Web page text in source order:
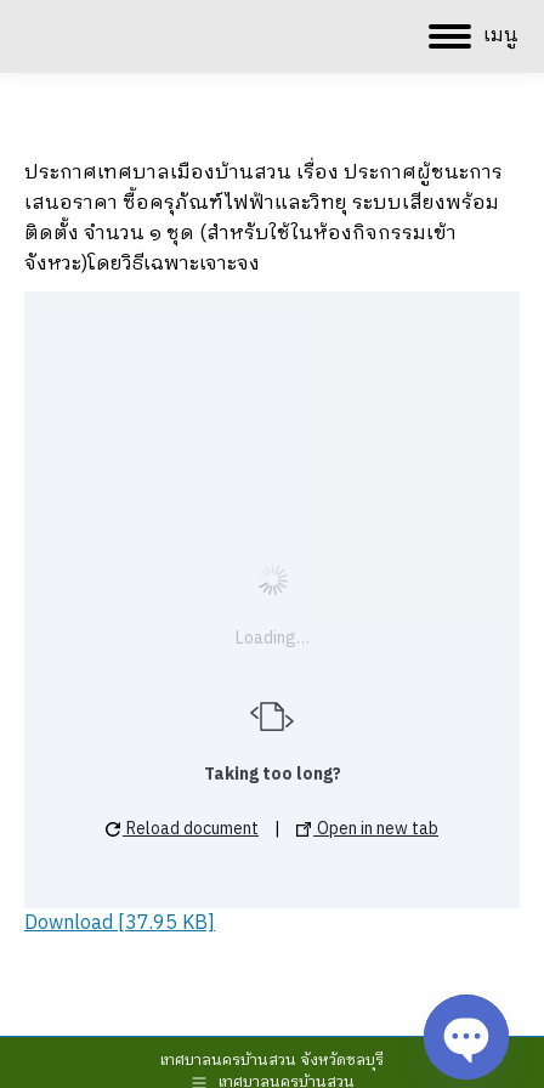
เมนู
ประกาศเทศบาลเมืองบ้านสวน เรื่อง ประกาศผู้ชนะการ
เสนอราคา ซื้อครุภัณฑ์ไฟฟ้าและวิทยุ ระบบเสียงพร้อม
ติดตั้ง จำนวน ๑ ชุด (สำหรับใช้ในห้องกิจกรรมเข้า
จังหวะ)โดยวิธีเฉพาะเจาะจง
Loading…
Taking too long?
Reload document
| Open in new tab
Download [37.95 KB]
เทศบาลนครบ้านสวน จังหวัดชลบุรี
เทศบาลนครบ้านสวน